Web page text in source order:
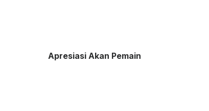
Apresiasi Akan Pemain